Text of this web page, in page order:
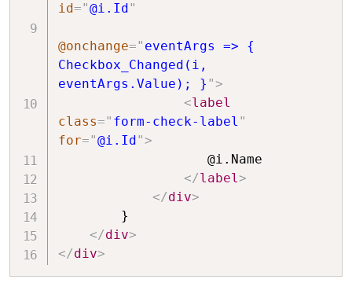
id="@i.Id"
@onchange=" eventArgs => {
Checkbox_Changed(i,
eventArgs.Value); } ">
<label
class=" form-check-label "
for="@i.Id">
</label>
</div>
</div>
</div>